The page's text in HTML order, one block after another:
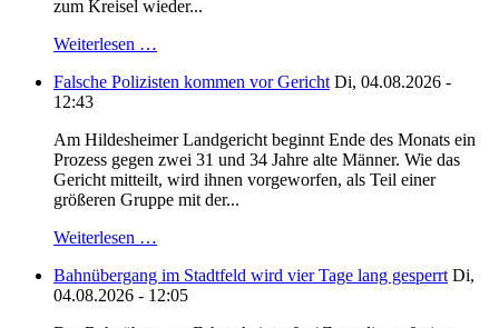
zum Kreisel wieder...
Weiterlesen …
Falsche Polizisten kommen vor Gericht Di, 04.08.2026 -
12:43
Am Hildesheimer Landgericht beginnt Ende des Monats ein
Prozess gegen zwei 31 und 34 Jahre alte Männer. Wie das
Gericht mitteilt, wird ihnen vorgeworfen, als Teil einer
größeren Gruppe mit der...
Weiterlesen …
Bahnübergang im Stadtfeld wird vier Tage lang gesperrt Di,
04.08.2026 - 12:05